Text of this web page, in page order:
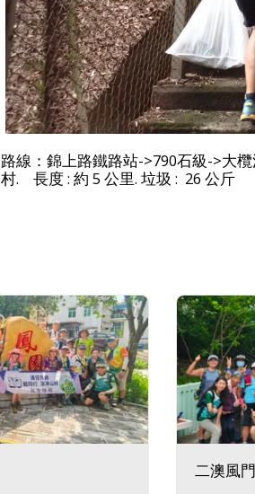
路線： 錦上路鐵路站->790石級->大
村. 長度 : 約 5 公里. 垃圾 : 26 公斤
二澳風